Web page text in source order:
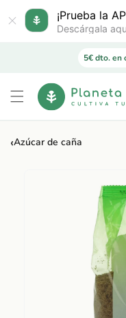
¡Prueba la
Descárgala
directamente
al contenido
5€ dto. en
‹Azúcar de caña